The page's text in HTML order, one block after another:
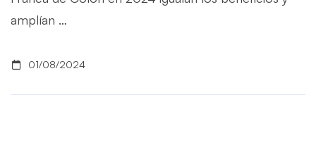
amplían …
01/08/2024